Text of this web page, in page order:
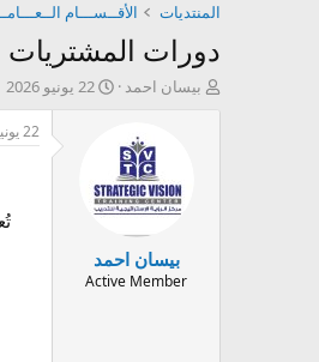
المنتديات
الأقــســـام
دورات المشتريات
ببيسان احمد
ت
ا
ل
ء
22 يونيو 2026
بيسان احمد
Active Member
22 يونيو 2026